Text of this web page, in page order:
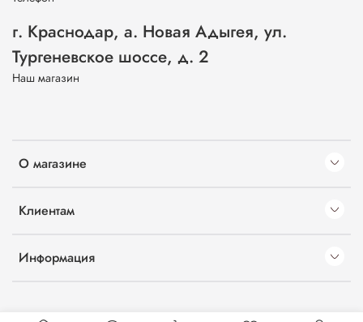
О магазине
Клиентам
Информация
г. Краснодар, а. Новая Адыгея, ул.
Тургеневское шоссе, д. 2
Наш магазин